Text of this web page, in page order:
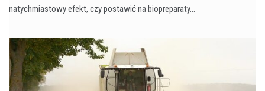
natychmiastowy efekt, czy postawić na biopreparaty…